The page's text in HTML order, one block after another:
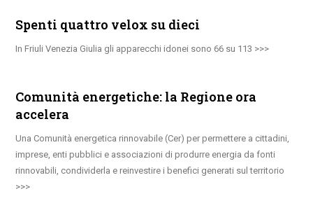
Spenti quattro velox su dieci
In Friuli Venezia Giulia gli apparecchi idonei sono 66 su 113
Comunità energetiche: la Regione ora
accelera
Una Comunità energetica rinnovabile (Cer) per permettere a cittadini,
imprese, enti pubblici e associazioni di produrre energia da fonti
rinnovabili, condividerla e reinvestire i benefici generati sul territorio